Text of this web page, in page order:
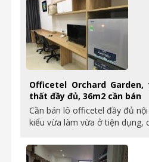
Officetel Orchard
thất đầy đủ, 36m2 cần bán
Cần bán lô officetel đầy đủ
kiểu vừa làm vừa ở tiện dụng,